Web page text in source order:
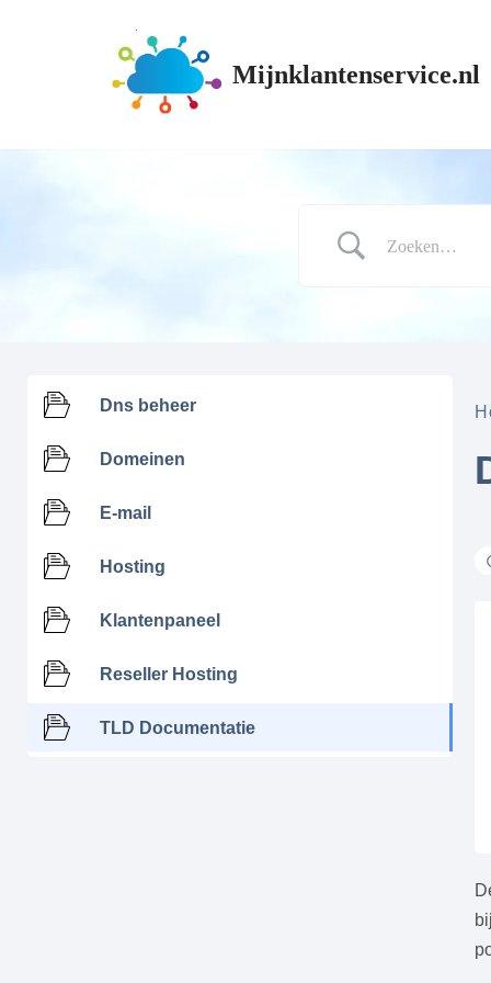
inhoud
Mijnklantenservice.nl
Dns beheer
Domeinen
E-mail
Hosting
Klantenpaneel
Reseller Hosting
TLD Documentatie